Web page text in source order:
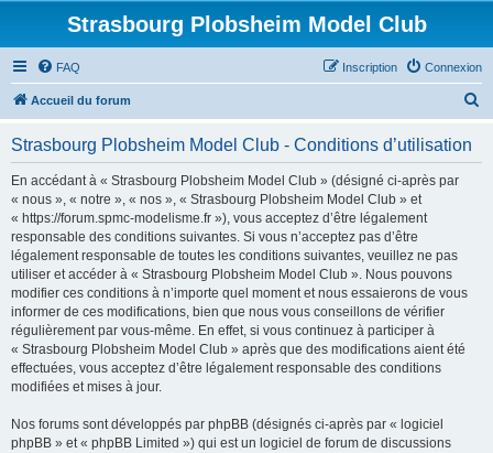
Strasbourg Plobsheim Model Club
FAQ Connexion
Inscription
Accueil du forum
Strasbourg Plobsheim Model Club - Conditions d’utilisation
En accédant à « Strasbourg Plobsheim Model Club » (désigné ci-après par
« nous », « notre », « nos », « Strasbourg Plobsheim Model Club » et
« https://forum.spmc-modelisme.fr »), vous acceptez d’être légalement
responsable des conditions suivantes. Si vous n’acceptez pas d’être
légalement responsable de toutes les conditions suivantes, veuillez ne pas
utiliser et accéder à « Strasbourg Plobsheim Model Club ». Nous pouvons
modifier ces conditions à n’importe quel moment et nous essaierons de vous
informer de ces modifications, bien que nous vous conseillons de vérifier
régulièrement par vous-même. En effet, si vous continuez à participer à
« Strasbourg Plobsheim Model Club » après que des modifications aient été
effectuées, vous acceptez d’être légalement responsable des conditions
modifiées et mises à jour.
Nos forums sont développés par phpBB (désignés ci-après par « logiciel
phpBB » et « phpBB Limited ») qui est un logiciel de forum de discussions